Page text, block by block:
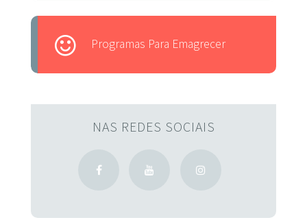
Programas Para Emagrecer
NAS REDES SOCIAIS